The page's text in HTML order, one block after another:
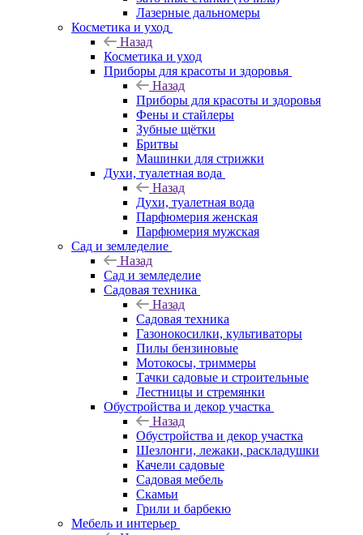
Лазерные дальномеры
Косметика и уход
Назад
Косметика и уход
Приборы для красоты и здоровья
Назад
Приборы для красоты и здоровья
Фены и стайлеры
Зубные щётки
Бритвы
Машинки для стрижки
Духи, туалетная вода
Назад
Духи, туалетная вода
Парфюмерия женская
Парфюмерия мужская
Сад и земледелие
Назад
Сад и земледелие
Садовая техника
Назад
Садовая техника
Газонокосилки, культиваторы
Пилы бензиновые
Мотокосы, триммеры
Тачки садовые и строительные
Лестницы и стремянки
Обустройства и декор участка
Назад
Обустройства и декор участка
Шезлонги, лежаки, раскладушки
Качели садовые
Садовая мебель
Скамьи
Грили и барбекю
Мебель и интерьер